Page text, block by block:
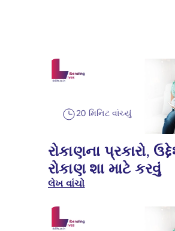
20 મિનિટ વાંચ્યું
રોકાણના પ્રકારો,
રોકાણ શા માટે કરવું
લેખ વાંચો